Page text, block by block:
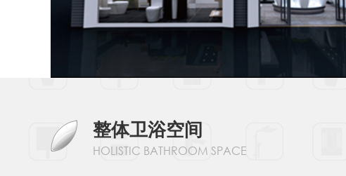
整体卫浴空间
HOLISTIC BATHROOM SPACE